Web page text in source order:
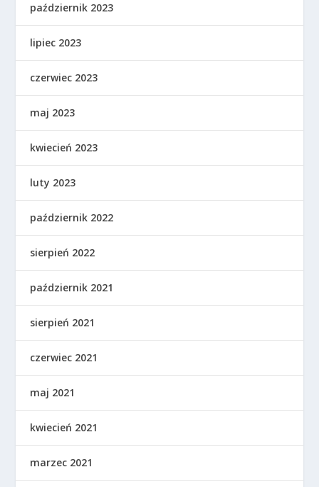
październik 2023
lipiec 2023
czerwiec 2023
maj 2023
kwiecień 2023
luty 2023
październik 2022
sierpień 2022
październik 2021
sierpień 2021
czerwiec 2021
maj 2021
kwiecień 2021
marzec 2021